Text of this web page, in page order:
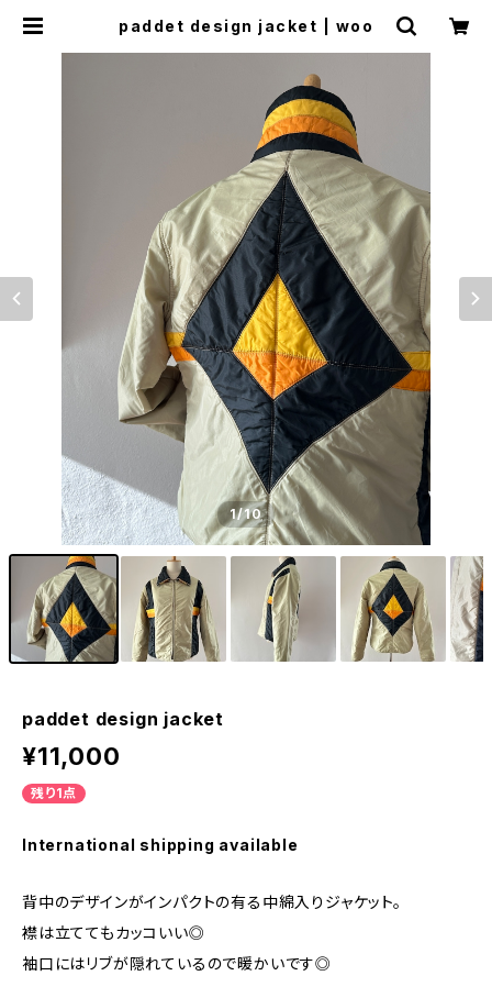
paddet design jacket | woo
1/10
paddet design jacket
¥11,000
残り1点
International shipping available
背中のデザインがインパクトの有る中綿入りジャケット。
襟は立ててもカッコいい◎
袖口にはリブが隠れているので暖かいです◎